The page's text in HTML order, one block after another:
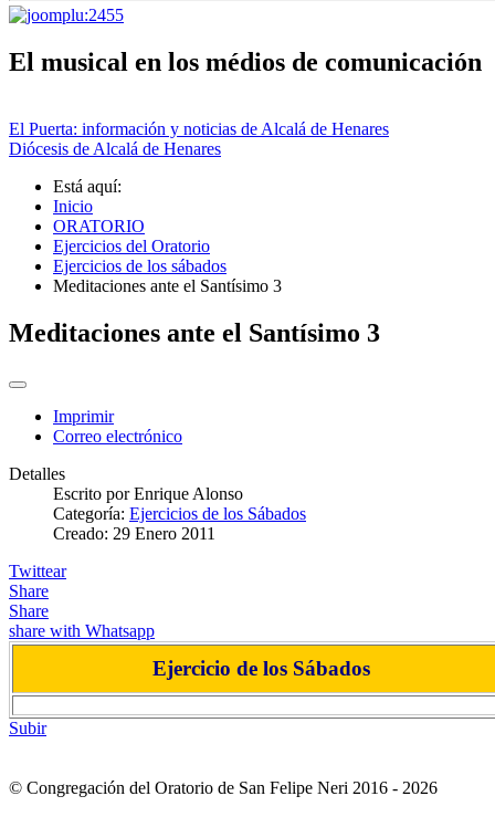
El musical en los médios de comunicación
El Puerta: información y noticias de Alcalá de Henares
Diócesis de Alcalá de Henares
Está aquí:
Inicio
ORATORIO
Ejercicios del Oratorio
Ejercicios de los sábados
Meditaciones ante el Santísimo 3
Meditaciones ante el Santísimo 3
Imprimir
Correo electrónico
Detalles
Escrito porEnrique Alonso
Categoría: Ejercicios de los Sábados
Creado: 29 Enero 2011
Twittear
Share
Share
share with Whatsapp
Ejercicio de los Sábados
Subir
© Congregación del Oratorio de San Felipe Neri 2016 - 2026